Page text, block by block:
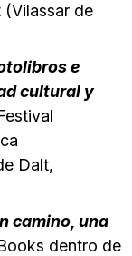
(Vilassar de
e
cultural y
Dalt,
camino, una
dentro de